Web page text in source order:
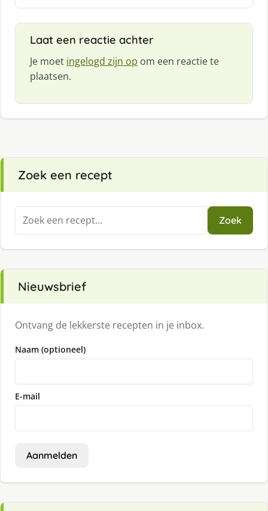
:
Laat een reactie achter
Je moet ingelogd zijn op om een reactie te
plaatsen.
Zoek een recept
Zoeken
naar:
Zoek
Nieuwsbrief
Ontvang de lekkerste recepten in je inbox.
Naam (optioneel)
E-mail
Aanmelden